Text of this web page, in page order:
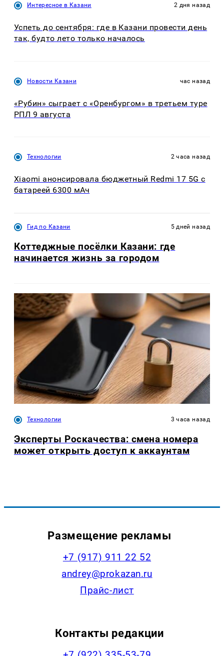
Интересное в Казани 2 дня назад
Успеть до сентября: где в Казани провести день
так, будто лето только началось
Новости Казани час назад
«Рубин» сыграет с «Оренбургом» в третьем туре
РПЛ 9 августа
Технологии 2 часа назад
Xiaomi анонсировала бюджетный Redmi 17 5G с
батареей 6300 мАч
Гид по Казани 5 дней назад
Коттеджные посёлки Казани: где
начинается жизнь за городом
Технологии 3 часа назад
Эксперты Роскачества: смена номера
может открыть доступ к аккаунтам
Размещение рекламы
+7 (917) 911 22 52
andrey@prokazan.ru
Прайс-лист
Контакты редакции